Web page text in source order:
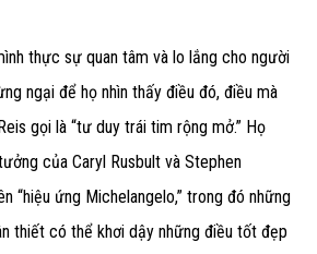
thực sự quan tâm và lo lắng cho người
ngại để họ nhìn thấy điều đó, điều mà
gọi là “tư duy trái tim rộng mở.” Họ
của Caryl Rusbult và Stephen
“hiệu ứng Michelangelo,” trong đó những
thiết có thể khơi dậy những điều tốt đẹp